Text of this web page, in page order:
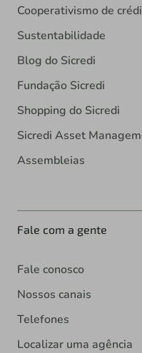
Cooperativismo de
Sustentabilidade
Blog do Sicredi
Fundação Sicredi
Shopping do Sicredi
Sicredi Asset
Assembleias
Fale com a gente
Fale conosco
Nossos canais
Telefones
Localizar uma agência